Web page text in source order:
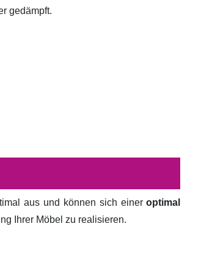
gedämpft.
aus und können sich eineroptimal
Ihrer Möbel zu realisieren.